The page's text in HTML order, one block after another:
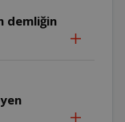
demliğin